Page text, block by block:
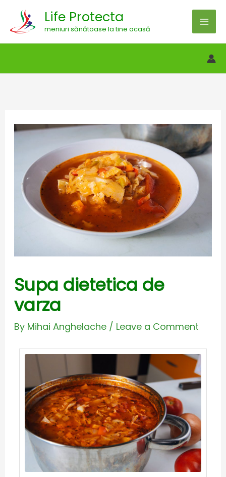
content
Life Protecta
meniuri sănătoase la tine acasă
Supa dietetica de
varza
By Mihai Anghelache / Leave a Comment